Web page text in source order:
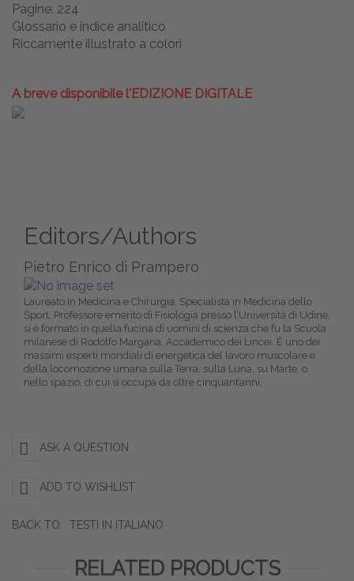
Pagine: 224
Glossario e indice analitico
Riccamente illustrato a colori
A breve disponibile l'EDIZIONE DIGITALE
Editors/Authors
Pietro Enrico di Prampero
Laureato in Medicina e Chirurgia, Specialista in Medicina dello
Sport, Professore emerito di Fisiologia presso l’Università di Udine,
si è formato in quella fucina di uomini di scienza che fu la Scuola
milanese di Rodolfo Margaria, Accademico dei Lincei. È uno dei
massimi esperti mondiali di energetica del lavoro muscolare e
della locomozione umana sulla Terra, sulla Luna, su Marte, o
nello spazio, di cui si occupa da oltre cinquant’anni.
ASK A QUESTION
ADD TO WISHLIST
BACK TO: TESTI IN ITALIANO
RELATED PRODUCTS